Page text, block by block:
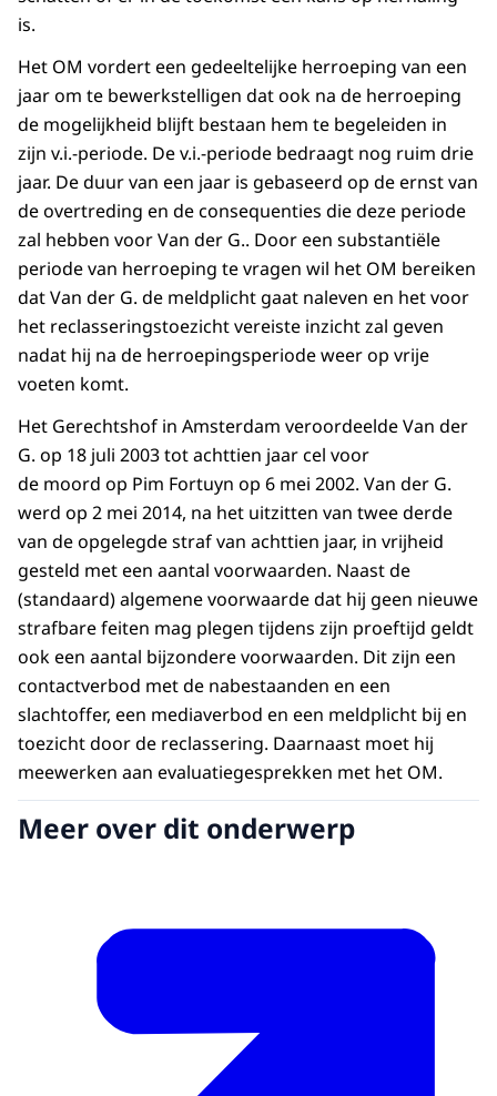
is.
Het OM vordert een gedeeltelijke herroeping van een
jaar om te bewerkstelligen dat ook na de herroeping
de mogelijkheid blijft bestaan hem te begeleiden in
zijn v.i.-periode. De v.i.-periode bedraagt nog ruim drie
jaar. De duur van een jaar is gebaseerd op de ernst van
de overtreding en de consequenties die deze periode
zal hebben voor Van der G.. Door een substantiële
periode van herroeping te vragen wil het OM bereiken
dat Van der G. de meldplicht gaat naleven en het voor
het reclasseringstoezicht vereiste inzicht zal geven
nadat hij na de herroepingsperiode weer op vrije
voeten komt.
Het Gerechtshof in Amsterdam veroordeelde Van der
G. op 18 juli 2003 tot achttien jaar cel voor
de moord op Pim Fortuyn op 6 mei 2002. Van der G.
werd op 2 mei 2014, na het uitzitten van twee derde
van de opgelegde straf van achttien jaar, in vrijheid
gesteld met een aantal voorwaarden. Naast de
(standaard) algemene voorwaarde dat hij geen nieuwe
strafbare feiten mag plegen tijdens zijn proeftijd geldt
ook een aantal bijzondere voorwaarden. Dit zijn een
contactverbod met de nabestaanden en een
slachtoffer, een mediaverbod en een meldplicht bij en
toezicht door de reclassering. Daarnaast moet hij
meewerken aan evaluatiegesprekken met het OM.
Meer over dit onderwerp